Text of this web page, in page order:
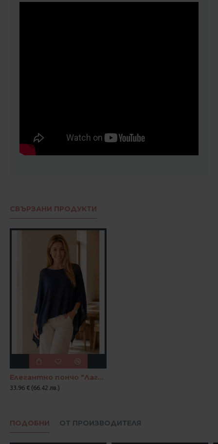
СВЪРЗАНИ ПРОДУКТИ
Елегантно пончо "Лагуна"
33.96 € (66.42 лв.)
ПОДОБНИ ОТ ПРОИЗВОДИТЕЛЯ